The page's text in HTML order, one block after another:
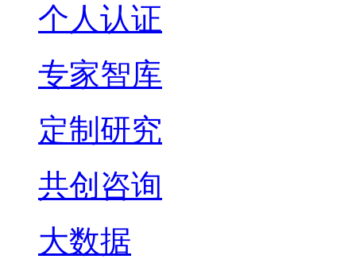
个人认证
专家智库
定制研究
共创咨询
大数据